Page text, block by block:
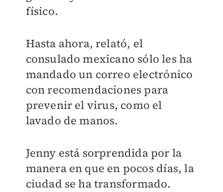
físico.
Hasta ahora, relató, el
consulado mexicano sólo les ha
mandado un correo electrónico
con recomendaciones para
prevenir el virus, como el
lavado de manos.
Jenny está sorprendida por la
manera en que en pocos días, la
ciudad se ha transformado.